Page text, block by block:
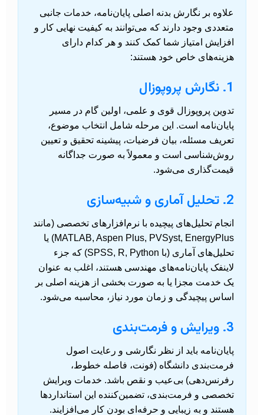
علاوه بر نگارش بدنه اصلی پایان‌نامه، خدمات جانبی
متعددی وجود دارند که می‌توانند به کیفیت نهایی کار و
افزایش امتیاز شما کمک کنند و هر کدام دارای
هزینه‌های خاص خود هستند:
1. نگارش پروپوزال
تدوین پروپوزال قوی و علمی، اولین گام در مسیر
پایان‌نامه است. این مرحله شامل انتخاب موضوع،
تعریف مسئله، بیان فرضیات، پیشینه تحقیق و تعیین
روش‌شناسی است و معمولاً به صورت جداگانه
قیمت‌گذاری می‌شود.
2. تحلیل آماری و شبیه‌سازی
انجام تحلیل‌های پیچیده با نرم‌افزارهای تخصصی (مانند
MATLAB, Aspen Plus, PVSyst, EnergyPlus) یا
تحلیل‌های آماری (با SPSS, R, Python) که جزء
لاینفک پایان‌نامه‌های مهندسی هستند، اغلب به عنوان
یک خدمت مجزا یا به صورت بخشی از هزینه‌ اصلی بر
اساس پیچیدگی و زمان مورد نیاز، محاسبه می‌شود.
3. ویرایش و فرمت‌بندی
پایان‌نامه باید از نظر نگارشی و رعایت اصول
فرمت‌بندی دانشگاه (فونت، فاصله خطوط،
رفرنس‌دهی) بی‌عیب و نقص باشد. خدمات ویرایش
تخصصی و فرمت‌بندی، تضمین‌کننده این استانداردها
هستند و به زیبایی و حرفه‌ای بودن کار می‌افزایند.